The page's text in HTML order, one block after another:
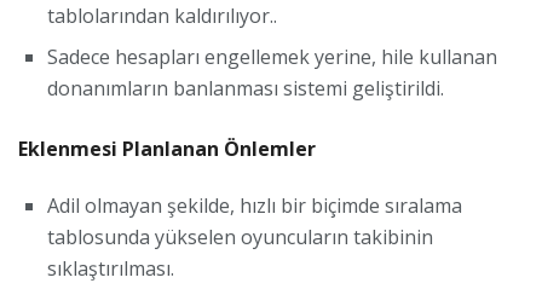
tablolarından kaldırılıyor..
Sadece hesapları engellemek yerine, hile kullanan
donanımların banlanması sistemi geliştirildi.
Eklenmesi Planlanan Önlemler
Adil olmayan şekilde, hızlı bir biçimde sıralama
tablosunda yükselen oyuncuların takibinin
sıklaştırılması.